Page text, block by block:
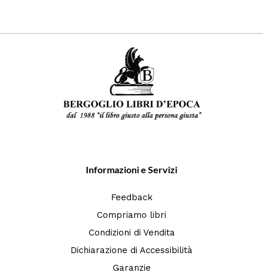
Informazioni e Servizi
Feedback
Compriamo libri
Condizioni di Vendita
Dichiarazione di Accessibilità
Garanzie